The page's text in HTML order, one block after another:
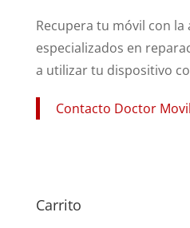
Recupera tu móvil con la
especializados en
a utilizar tu dispositivo
Contacto Doctor
Carrito